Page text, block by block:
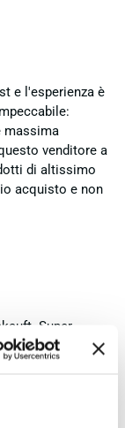
e l'esperienza è
massima
venditore a
di altissimo
acquisto e non
Super
Bedenken